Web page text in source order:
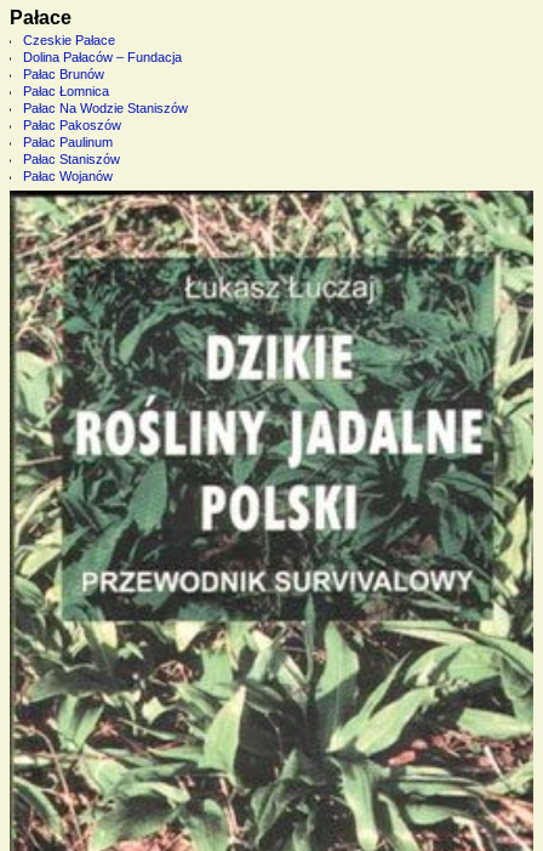
Pałace
Czeskie Pałace
Dolina Pałaców – Fundacja
Pałac Brunów
Pałac Łomnica
Pałac Na Wodzie Staniszów
Pałac Pakoszów
Pałac Paulinum
Pałac Staniszów
Pałac Wojanów